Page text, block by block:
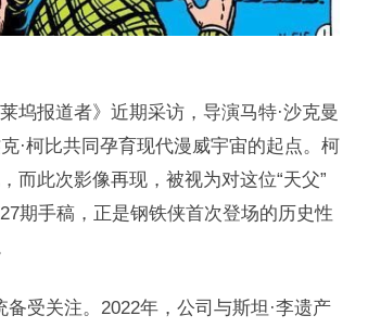
坞报道者》近期采访，导演马特·沙克曼
·柯比共同孕育现代漫威宇宙的起点。柯
而此次影像再现，被视为对这位“天父”
期手稿，正是钢铁侠首次登场的历史性
受关注。2022年，公司与斯坦·李遗产